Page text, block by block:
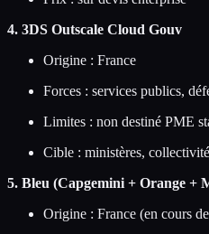
4. 3DS Outscale Cloud Gouv
Origine : France
Forces : services publics,
Limites : non destiné PME
Cible : ministères,
5. Bleu (Capgemini + Orange +
Origine : France (en cours